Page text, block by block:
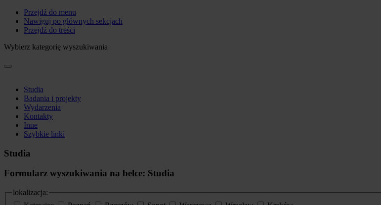
Przejdź do menu
Nawiguj po głównych sekcjach
Przejdź do treści
Wybierz kategorię wyszukiwania
Studia
Badania i projekty
Wydarzenia
Kontakty
Inne
Szybkie linki
Studia
Formularz wyszukiwania na belce: Studia
lokalizacja: